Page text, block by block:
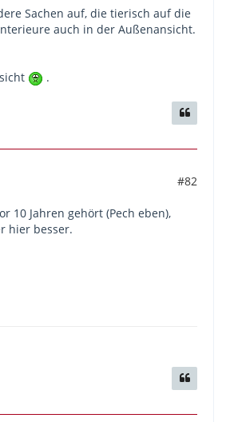
Sachen auf, die tierisch auf die
auch in der Außenansicht.
.
#82
10 Jahren gehört (Pech eben),
hier besser.